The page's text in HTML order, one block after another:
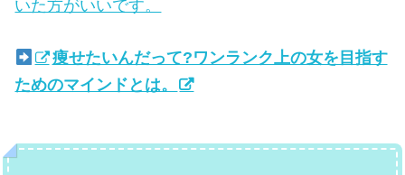
いた方がいいです。
痩せたいんだって?ワンランク上の女を目指す
ためのマインドとは。